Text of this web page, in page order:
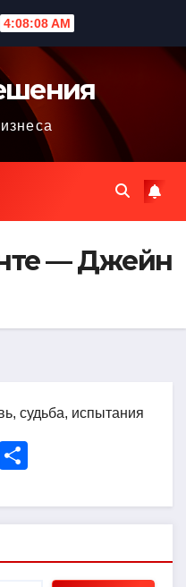
4:08:09 AM
— Джейн
судьба, испытания
T
р
в